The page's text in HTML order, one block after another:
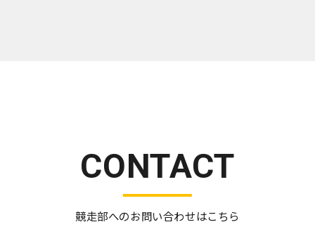
CONTACT
競走部へのお問い合わせはこちら